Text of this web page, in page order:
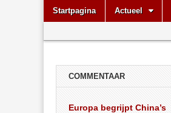
Main
menu
Skip
Startpagina Actueel
menu
COMMENTAAR
Europa begrijpt China’s